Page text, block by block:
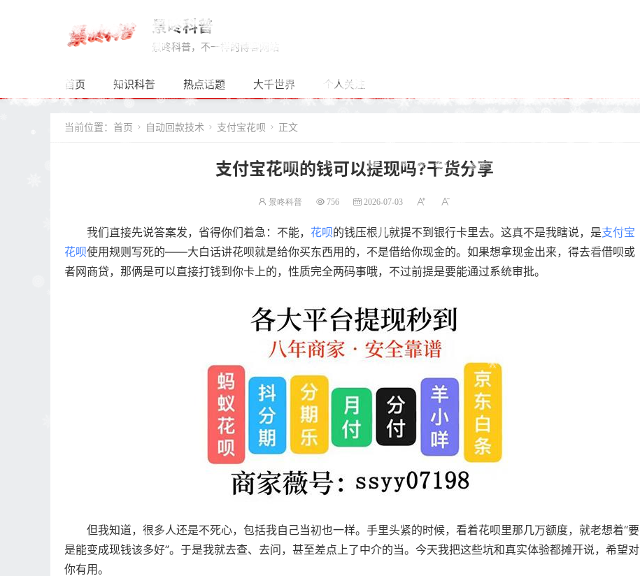
景咚科普
景咚科普，不一样的博客网站
首页 知识科普 热点话题 大千世界 个人关注
当前位置： 首页  自动回款技术  支付宝花呗  正文
支付宝花呗的钱可以提现吗?干货分享
景咚科普 756 2026-07-03
我们直接先说答案发，省得你们着急：不能， 花呗的钱压根儿就提不到银行卡里去。这真不是我瞎说，是支付宝
花呗使用规则写死的——大白话讲花呗就是给你买东西用的，不是借给你现金的。如果想拿现金出来，得去看借呗或
者网商贷，那俩是可以直接打钱到你卡上的，性质完全两码事哦，不过前提是要能通过系统审批。
但我知道，很多人还是不死心，包括我自己当初也一样。手里头紧的时候，看着花呗里那几万额度，就老想着“要
是能变成现钱该多好”。于是我就去查、去问，甚至差点上了中介的当。今天我把这些坑和真实体验都摊开说，希望对
你有用。